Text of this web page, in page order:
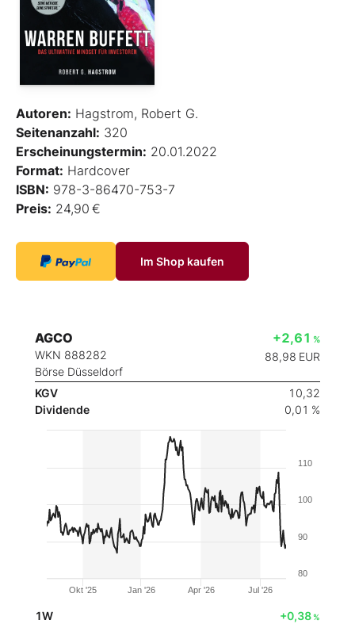
Autoren: Hagstrom, Robert G.
Seitenanzahl: 320
Erscheinungstermin: 20.01.2022
Format: Hardcover
ISBN: 978-3-86470-753-7
Preis: 24,90 €
Im Shop kaufen
AGCO
WKN 888282
Börse Düsseldorf
+2,61 %
88,98 EUR
KGV
10,32
Dividende
0,01 %
Okt '25 Jan '26 Apr '26 Jul '26
80
90
100
110
1W +0,38%